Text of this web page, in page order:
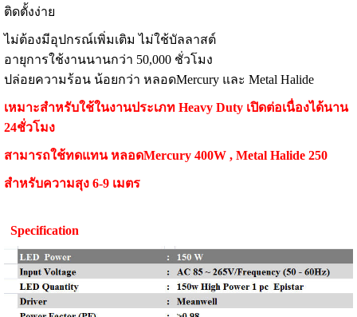
ติดตั้งง่าย
ไม่ต้องมีอุปกรณ์เพิ่มเติม ไม่ใช้บัลลาสต์
อายุการใช้งานนานกว่า 50,000 ชั่วโมง
ปล่อยความร้อน น้อยกว่า หลอดMercury และ Metal Halide
เหมาะสำหรับใช้ในงานประเภท Heavy Duty เปิดต่อเนื่องได้นาน
24ชั่วโมง
สามารถใช้ทดแทน หลอดMercury 400W , Metal Halide 250
สำหรับความสุง 6-9 เมตร
Specification